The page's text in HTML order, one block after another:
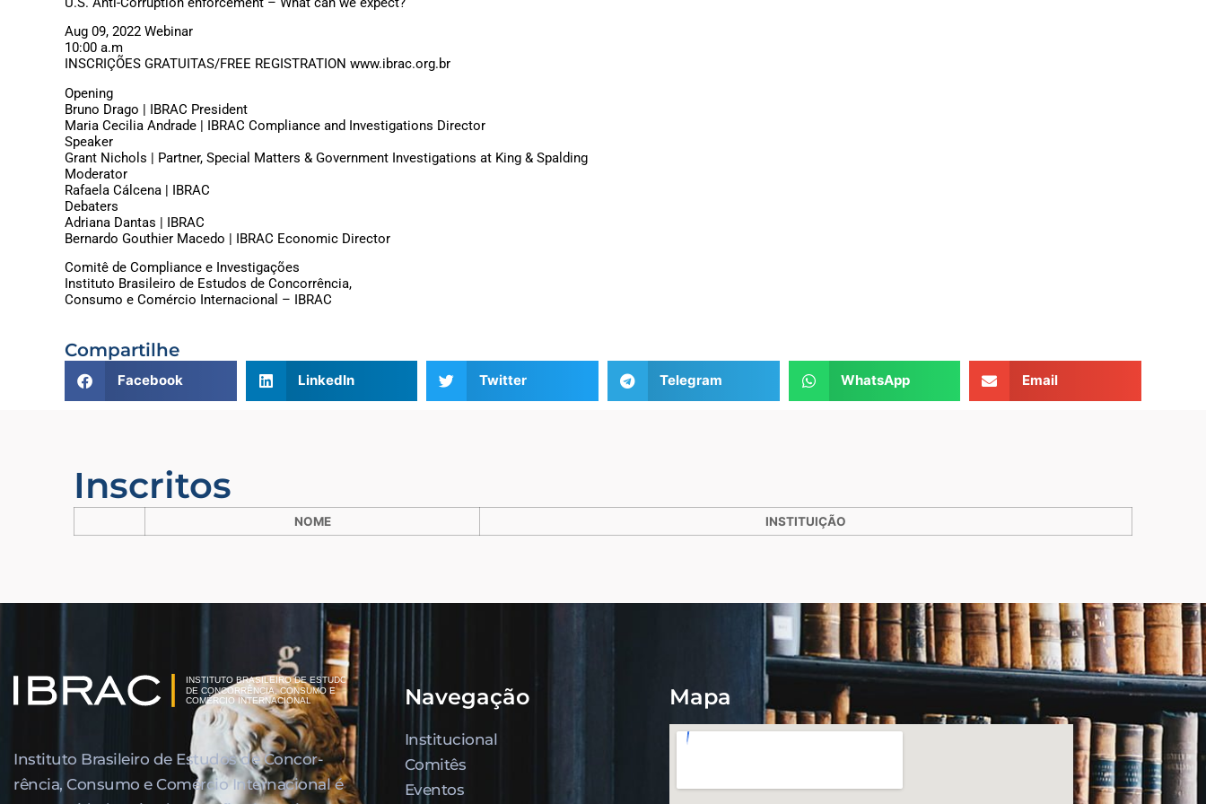
Aug 09, 2022 Webinar
10:00 a.m
INSCRIÇÕES GRATUITAS/FREE REGISTRATION www.ibrac.org.br
Opening
Bruno Drago | IBRAC President
Maria Cecilia Andrade | IBRAC Compliance and Investigations Director
Speaker
Grant Nichols | Partner, Special Matters & Government Investigations at King & Spalding
Moderator
Rafaela Cálcena | IBRAC
Debaters
Adriana Dantas | IBRAC
Bernardo Gouthier Macedo | IBRAC Economic Director
Comitê de Compliance e Investigações
Instituto Brasileiro de Estudos de Concorrência,
Consumo e Comércio Internacional – IBRAC
Compartilhe
Facebook LinkedIn Twitter Telegram WhatsApp Email
Inscritos
NOME INSTITUIÇÃO
Instituto Brasileiro de Estudos de Concor­
rência, Consumo e Comércio Internacional é
Navegação
Institucional
Comitês
Eventos
Mapa